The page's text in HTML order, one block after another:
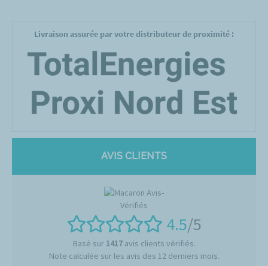
Livraison assurée par votre distributeur de proximité :
AVIS CLIENTS
4.5/5
Basé sur 1417avis clients vérifiés.
Note calculée sur les avis des 12 derniers mois.